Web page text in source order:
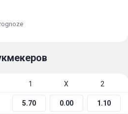
1 Х 2
5.70 0.00 1.10